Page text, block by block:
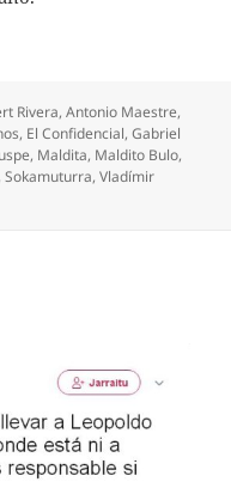
Rivera,Antonio Maestre,
, El Confidencial,Gabriel
, Maldita, Maldito Bulo,
,Sokamuturra,Vladímir